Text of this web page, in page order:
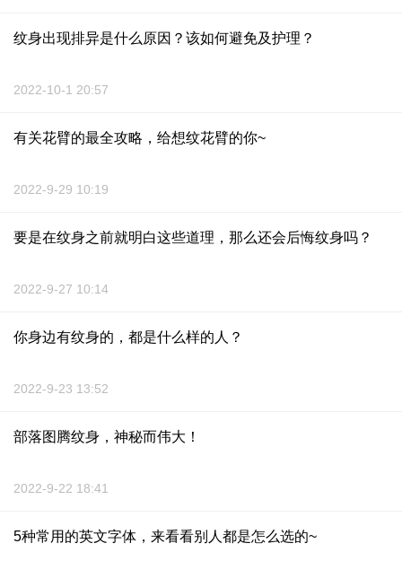
纹身出现排异是什么原因？该如何避免及护理？
2022-10-1 20:57
有关花臂的最全攻略，给想纹花臂的你~
2022-9-29 10:19
要是在纹身之前就明白这些道理，那么还会后悔纹身吗？
2022-9-27 10:14
你身边有纹身的，都是什么样的人？
2022-9-23 13:52
部落图腾纹身，神秘而伟大！
2022-9-22 18:41
5种常用的英文字体，来看看别人都是怎么选的~